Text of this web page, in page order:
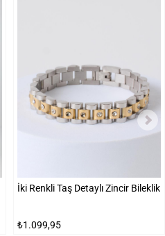
İki Renkli Taş Detaylı Zincir Bileklik
₺1.099,95